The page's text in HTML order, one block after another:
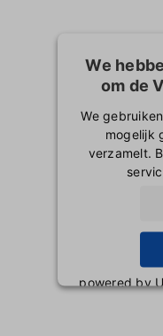
We
om de
We
mogelijk
verzamelt.
powered by